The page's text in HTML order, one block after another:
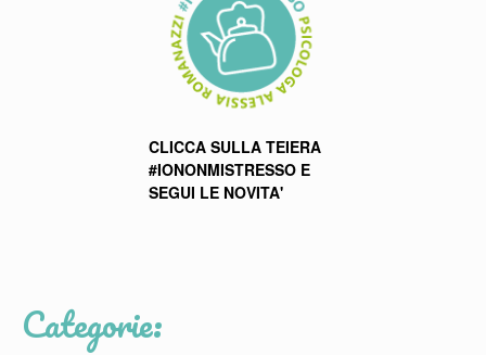
CLICCA SULLA TEIERA
#IONONMISTRESSO E
SEGUI LE NOVITA'
Categorie: